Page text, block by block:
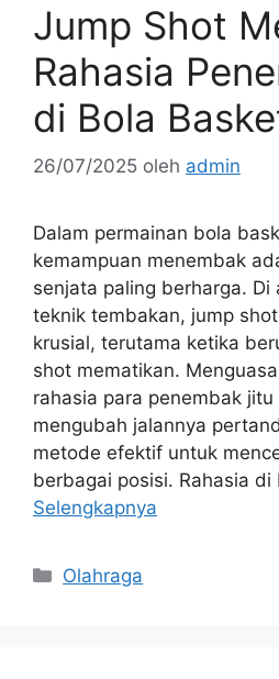
Jump Shot
Rahasia
di Bola
26/07/2025 oleh admin
Dalam permainan bola
kemampuan menembak
senjata paling berharga. Di
teknik tembakan, jump
krusial, terutama ketika
shot mematikan.
rahasia para penembak jitu
mengubah jalannya
metode efektif untuk
berbagai posisi. Rahasia
Selengkapnya
Kategori
Olahraga